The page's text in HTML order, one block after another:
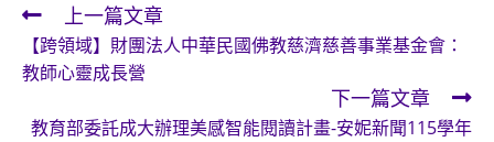
Read
more
articles
上一篇文章
【跨領域】財團法人中華民國佛教慈濟慈善事業基金會：
教師心靈成長營
下一篇文章
教育部委託成大辦理美感智能閱讀計畫-安妮新聞115學年